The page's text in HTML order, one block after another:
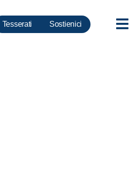
Tesserati Sostienici